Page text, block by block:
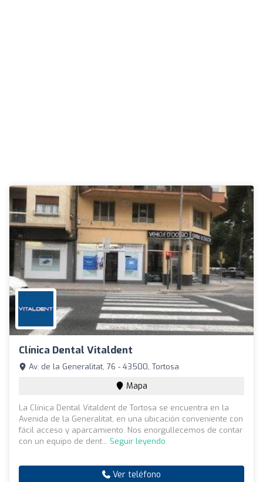
Clínica Dental Vitaldent
Av. de la Generalitat, 76 - 43500, Tortosa
Mapa
La Clínica Dental Vitaldent de Tortosa se encuentra en la
Avenida de la Generalitat, en una ubicación conveniente con
fácil acceso y aparcamiento. Nos enorgullecemos de contar
con un equipo de dent... Seguir leyendo
Ver teléfono